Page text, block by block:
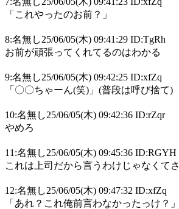
「これやったのお前？」
8:名無し25/06/05(木) 09:41:29 ID:TgRh
お前が頑張ってくれてるのはわかる
9:名無し25/06/05(木) 09:42:25 ID:xfZq
「〇〇ちゃーん(笑)」(普段は呼び捨て)
10:名無し25/06/05(木) 09:42:36 ID:rZqr
やめろ
11:名無し25/06/05(木) 09:45:36 ID:RGYH
これは上司だから言うわけじゃなくてさ
12:名無し25/06/05(木) 09:47:32 ID:xfZq
「あれ？これ俺前言わなかったっけ？」